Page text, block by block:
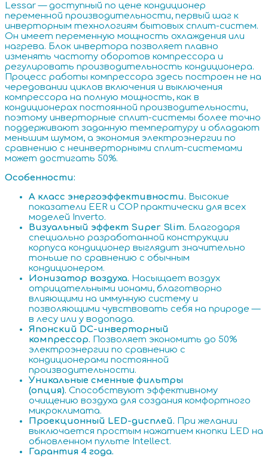
Lessar — доступный по цене кондиционер
переменной производительности, первый шаг к
инверторным технологиям бытовых сплит-систем.
Он имеет переменную мощность охлаждения или
нагрева. Блок инвертора позволяет плавно
изменять частоту оборотов компрессора и
регулировать производительность кондиционера.
Процесс работы компрессора здесь построен не на
чередовании циклов включения и выключения
компрессора на полную мощность, как в
кондиционерах постоянной производительности,
поэтому инверторные сплит-системы более точно
поддерживают заданную температуру и обладают
меньшим шумом, а экономия электроэнергии по
сравнению с неинверторными сплит-системами
может достигать 50%.
Особенности:
A класс энергоэффективности. Высокие
показатели EER и COP практически для всех
моделей Inverto.
Визуальный эффект Super Slim. Благодаря
специально разработанной конструкции
корпуса кондиционер выглядит значительно
тоньше по сравнению с обычным
кондиционером.
Ионизатор воздуха. Насыщает воздух
отрицательными ионами, благотворно
влияющими на иммунную систему и
позволяющими чувствовать себя на природе —
в лесу или у водопада.
Японский DC-инверторный
компрессор. Позволяет экономить до 50%
электроэнергии по сравнению с
кондиционерами постоянной
производительности.
Уникальные сменные фильтры
(опция). Способствуют эффективному
очищению воздуха для создания комфортного
микроклимата.
Проекционный LED-дисплей. При желании
выключается простым нажатием кнопки LED на
обновленном пульте Intellect.
Гарантия 4 года.